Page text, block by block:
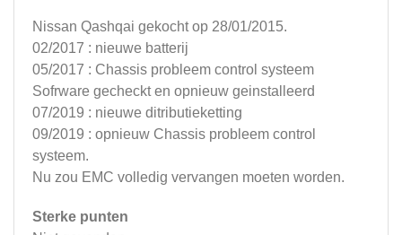
Nissan Qashqai gekocht op 28/01/2015.
02/2017 : nieuwe batterij
05/2017 : Chassis probleem control systeem
Sofrware gecheckt en opnieuw geinstalleerd
07/2019 : nieuwe ditributieketting
09/2019 : opnieuw Chassis probleem control
systeem.
Nu zou EMC volledig vervangen moeten worden.
Sterke punten